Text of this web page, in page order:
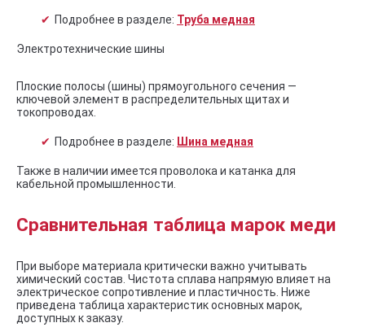
Подробнее в разделе: Труба медная
Электротехнические шины
Плоские полосы (шины) прямоугольного сечения —
ключевой элемент в распределительных щитах и
токопроводах.
Подробнее в разделе: Шина медная
Также в наличии имеется проволока и катанка для
кабельной промышленности.
Сравнительная таблица марок меди
При выборе материала критически важно учитывать
химический состав. Чистота сплава напрямую влияет на
электрическое сопротивление и пластичность. Ниже
приведена таблица характеристик основных марок,
доступных к заказу.